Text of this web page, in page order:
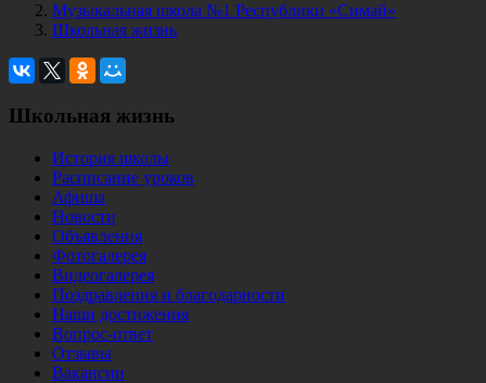
Музыкальная школа №1 Республики «Симай»
Школьная жизнь
Школьная жизнь
История школы
Расписание уроков
Афиша
Новости
Объявления
Фотогалерея
Видеогалерея
Поздравления и благодарности
Наши достижения
Вопрос-ответ
Отзывы
Вакансии